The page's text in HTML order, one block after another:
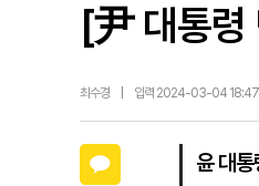
[尹 대통령
최수경 입력 2024-03-04
윤 대통